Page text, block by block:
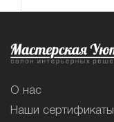
О нас
Наши сертификаты